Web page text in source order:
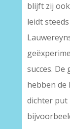
blijft zij
leidt
succes.
hebben de
dichter put